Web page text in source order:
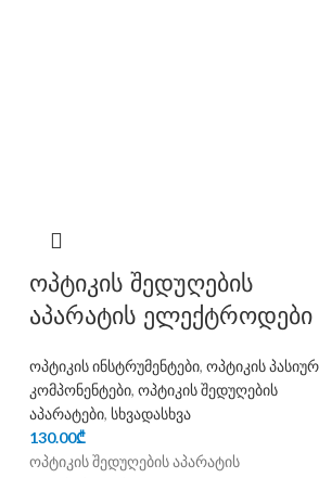
ოპტიკის შედუღების
აპარატის ელექტროდები
ოპტიკის ინსტრუმენტები, ოპტიკის
კომპონენტები, ოპტიკის შედუღების
აპარატები, სხვადასხვა
130.00₾
ოპტიკის შედუღების აპარატის